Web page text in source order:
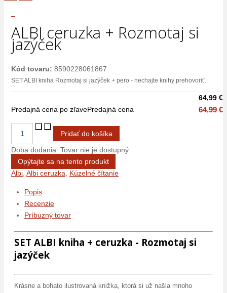
ALBI ceruzka + Rozmotaj si
jazýček
Kód tovaru: 8590228061867
SET ALBI kniha Rozmotaj si jazýček + pero - nechajte knihy prehovoriť.
64,99 €
Predajná cena po zľavePredajná cena 64,99 €
Doba dodania: Tovar nie je dostupný
Opýtajte sa na tento produkt
Albi Albi ceruzka Kúzelné čítanie
Popis
Recenzie
Príbuzný tovar
SET ALBI kniha + ceruzka - Rozmotaj si
jazýček
Krásne a bohato ilustrovaná knižka, ktorá si už našla mnoho